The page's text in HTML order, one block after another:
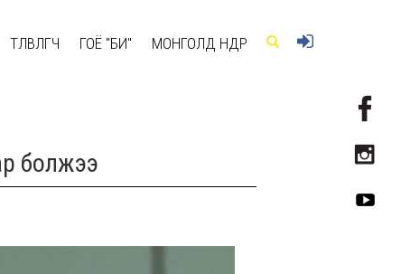
ТӨЛӨВЛӨГЧ ГОЁ "БИ" МОНГОЛД ӨНӨӨДӨР
болжээ